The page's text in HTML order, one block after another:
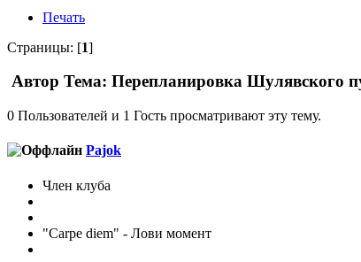
Печать
Страницы: [1]
Автор Тема: Перепланировка Шулявского
0 Пользователей и 1 Гость просматривают эту тему.
Pajok
Член клуба
"Carpe diem" - Лови момент